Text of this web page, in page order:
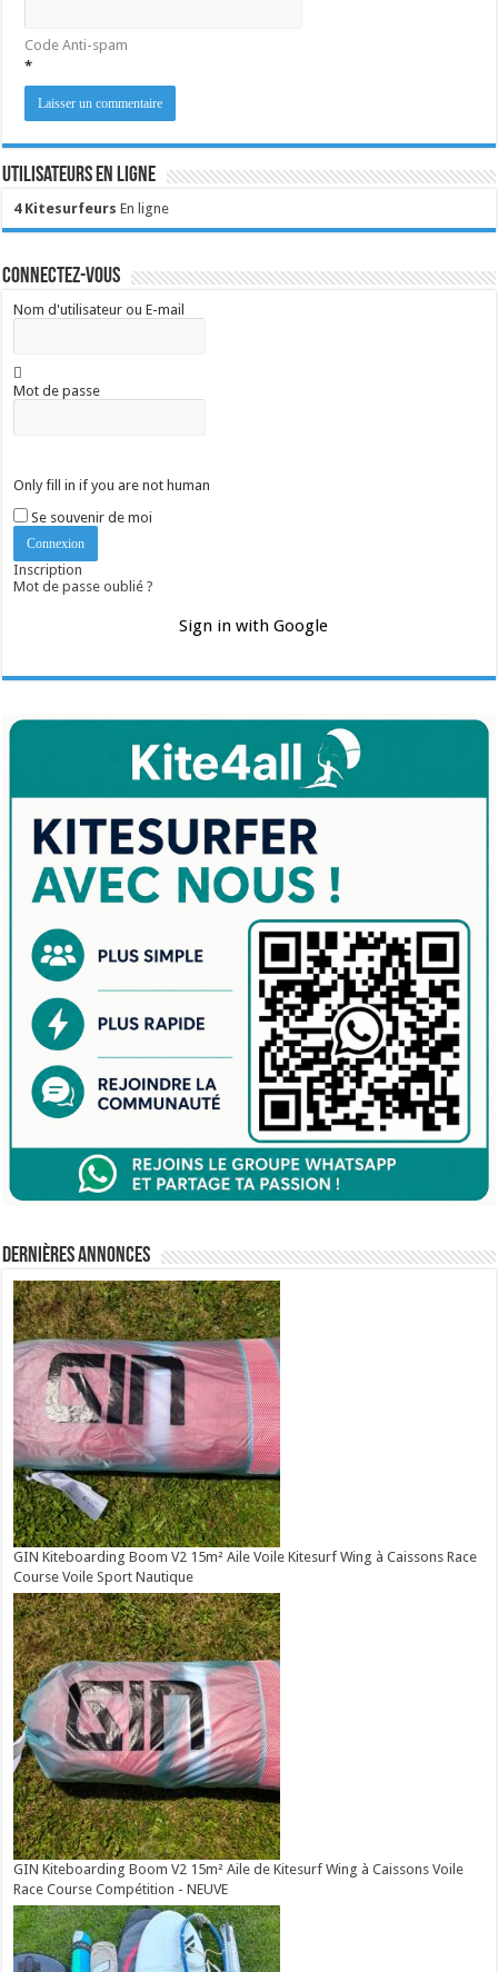
Code Anti-spam
*
Utilisateurs en ligne
4 Kitesurfeurs En ligne
Connectez-vous
Nom d'utilisateur ou E-mail
Mot de passe
Only fill in if you are not human
Se souvenir de moi
Inscription
Mot de passe oublié ?
Sign in with Google
Dernières annonces
GIN Kiteboarding Boom V2 15m² Aile Voile Kitesurf Wing à Caissons Race
Course Voile Sport Nautique
GIN Kiteboarding Boom V2 15m² Aile de Kitesurf Wing à Caissons Voile
Race Course Compétition - NEUVE